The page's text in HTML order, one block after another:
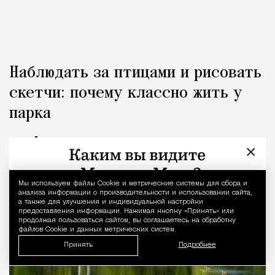
Уведомление
Мы используем файлы Сookie и метрические системы для сбора и
анализа информации о производительности и использовании сайта,
а также для улучшения и индивидуальной настройки
предоставления информации. Нажимая кнопку «Принять» или
продолжая пользоваться сайтом, вы соглашаетесь на обработку
файлов Cookie и данных метрических систем.
Принять Подробнее
Наблюдать за птицами и рисовать
скетчи: почему классно жить у
парка
×